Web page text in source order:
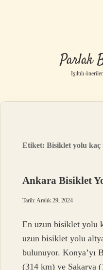
Parlak
Işıltılı
Etiket:Bisiklet yolu kaç
Ankara Bisiklet
Tarih: Aralık 29, 2024
En uzun bisiklet yolu
uzun bisiklet yolu
bulunuyor. Konya’yı
(314 km) ve Sakarya